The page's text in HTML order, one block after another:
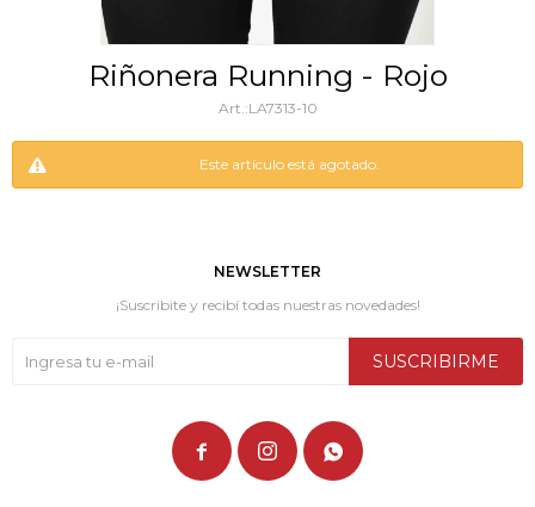
Riñonera Running - Rojo
LA7313-10
Este artículo está agotado.
NEWSLETTER
¡Suscribite y recibí todas nuestras novedades!
SUSCRIBIRME
  